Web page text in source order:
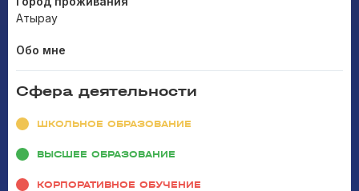
Атырау
Обо мне
Сфера деятельности
ШКОЛЬНОЕ ОБРАЗОВАНИЕ
ВЫСШЕЕ ОБРАЗОВАНИЕ
КОРПОРАТИВНОЕ ОБУЧЕНИЕ